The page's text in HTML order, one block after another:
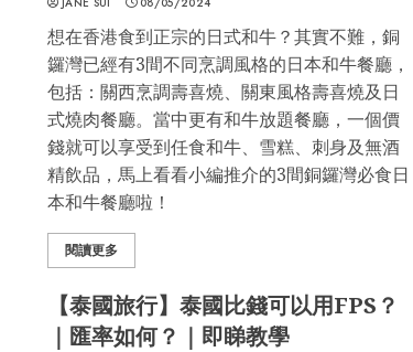
想在香港食到正宗的日式和牛？其實不難，銅
鑼灣已經有3間不同烹調風格的日本和牛餐廳，
包括：關西烹調壽喜燒、關東風格壽喜燒及日
式燒肉餐廳。當中更有和牛放題餐廳，一個價
錢就可以享受到任食和牛、雪糕、刺身及無酒
精飲品，馬上看看小編推介的3間銅鑼灣必食日
本和牛餐廳啦！
閱讀更多
【泰國旅行】泰國比錢可以用FPS？
｜匯率如何？｜即睇教學